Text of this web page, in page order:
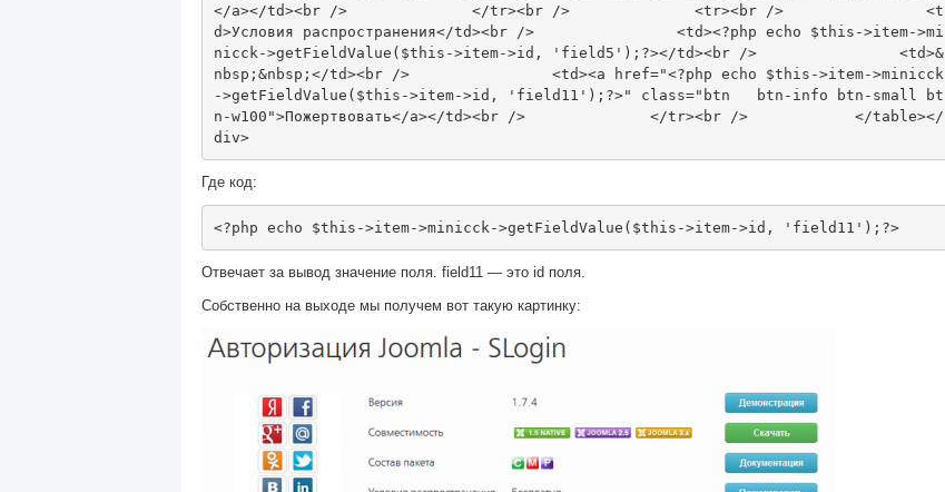
</a></td><br
/> </tr><br /> <tr><br />
<t
d>Условия распространения</td><br /> <td><?php echo $this ->item->mi
nicck ->getFieldValue ( $this ->item->id , 'field5' );?></td><br /> <td>&
nbsp;&nbsp; </td><br /> <td><a href="<?php echo $this ->item->minicck
->getFieldValue ( $this ->item->id , 'field11' );?>" class="btn   btn-info btn-small bt
n-w100">Пожертвовать</a></td><br /> </tr><br />
</table></
div>
Где код:
<?php echo $this ->item->minicck ->getFieldValue ( $this ->item->id , 'field11' );?>
Отвечает за вывод значение поля. field11 — это id поля.
Собственно на выходе мы получем вот такую картинку: